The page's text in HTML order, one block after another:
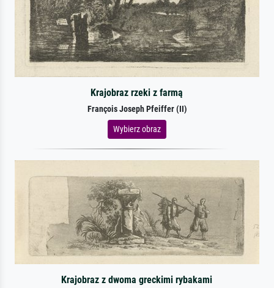
Krajobraz rzeki z farmą
François Joseph Pfeiffer (II)
Wybierz obraz
Krajobraz z dwoma greckimi rybakami